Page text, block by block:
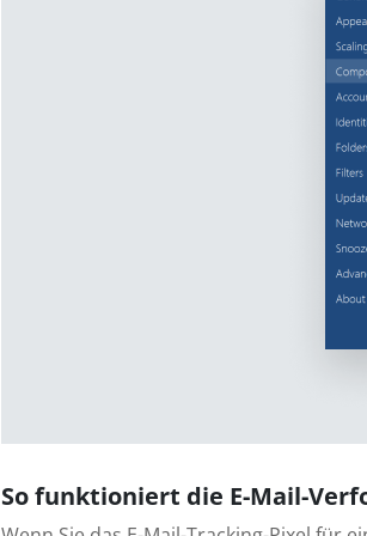
So funktioniert die E-Mail-